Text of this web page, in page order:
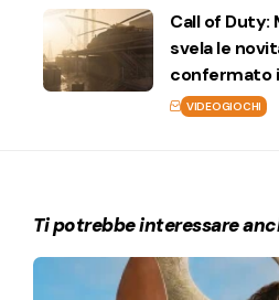
Call of Duty:
svela le
confermato
VIDEOGIOCHI
Ti potrebbe interessare